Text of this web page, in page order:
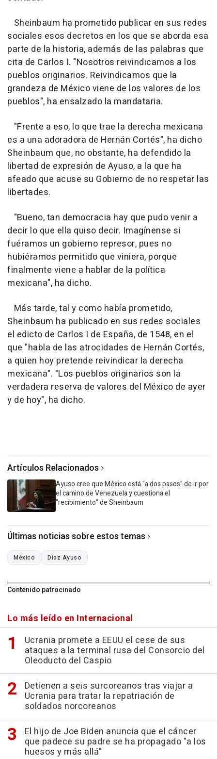
Sheinbaum ha prometido publicar en sus redes
sociales esos decretos en los que se aborda esa
parte de la historia, además de las palabras que
cita de Carlos I. "Nosotros reivindicamos a los
pueblos originarios. Reivindicamos que la
grandeza de México viene de los valores de los
pueblos", ha ensalzado la mandataria.
"Frente a eso, lo que trae la derecha mexicana
es a una adoradora de Hernán Cortés", ha dicho
Sheinbaum que, no obstante, ha defendido la
libertad de expresión de Ayuso, a la que ha
afeado que acuse su Gobierno de no respetar las
libertades.
"Bueno, tan democracia hay que pudo venir a
decir lo que ella quiso decir. Imagínense si
fuéramos un gobierno represor, pues no
hubiéramos permitido que viniera, porque
finalmente viene a hablar de la política
mexicana", ha dicho.
Más tarde, tal y como había prometido,
Sheinbaum ha publicado en sus redes sociales
el edicto de Carlos I de España, de 1548, en el
que "habla de las atrocidades de Hernán Cortés,
a quien hoy pretende reivindicar la derecha
mexicana". "Los pueblos originarios son la
verdadera reserva de valores del México de ayer
y de hoy", ha dicho.
Artículos Relacionados
Ayuso cree que México está "a dos pasos" de ir por
el camino de Venezuela y cuestiona el
"recibimiento" de Sheinbaum
Últimas noticias sobre estos temas
México Díaz Ayuso
Contenido patrocinado
Lo más leído en Internacional
Ucrania promete a EEUU el cese de sus
ataques a la terminal rusa del Consorcio del
Oleoducto del Caspio
Detienen a seis surcoreanos tras viajar a
Ucrania para tratar la repatriación de
soldados norcoreanos
El hijo de Joe Biden anuncia que el cáncer
que padece su padre se ha propagado "a los
huesos y más allá"